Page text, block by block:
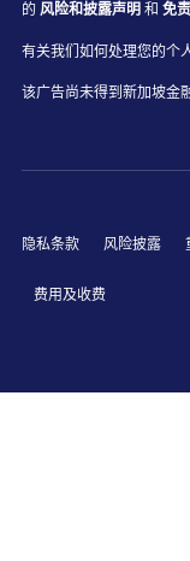
的 风险和披露声明 和 免
有关我们如何处理您的个
该广告尚未得到新加坡金
隐私条款 风险披露
费用及收费